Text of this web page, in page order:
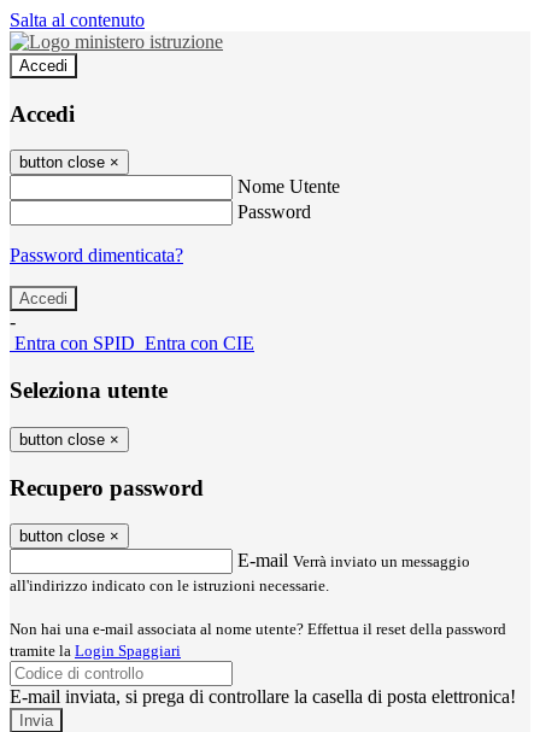
Salta al contenuto
Accedi
Accedi
button close ×
Nome Utente
Password
Password dimenticata?
-
Entra con SPID Entra con CIE
Seleziona utente
button close ×
Recupero password
button close ×
E-mail Verrà inviato un messaggio
all'indirizzo indicato con le istruzioni necessarie.
Non hai una e-mail associata al nome utente? Effettua il reset della password
tramite la Login Spaggiari
E-mail inviata, si prega di controllare la casella di posta elettronica!